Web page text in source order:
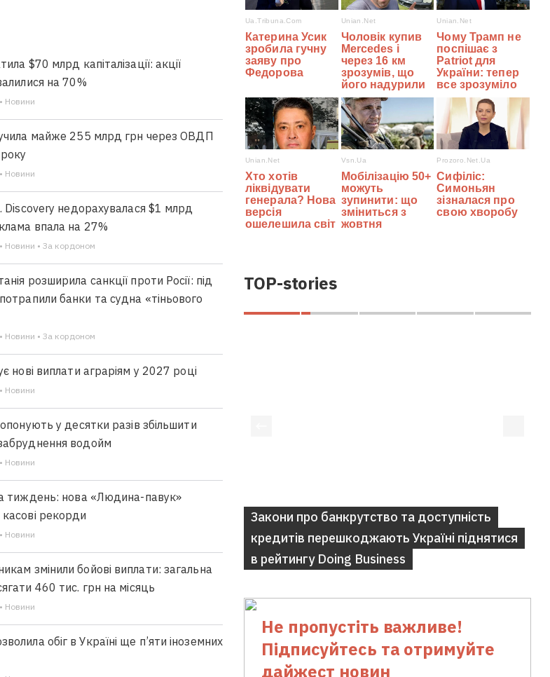
$70 млрд капіталізації: акції
на 70%
Новини
майже 255 млрд грн через ОВДП
Новини
Discovery недорахувалася $1 млрд
впала на 27%
Новини • За кордоном
розширила санкції проти Росії: під
банки та судна «тіньового
Новини • За кордоном
нові виплати аграріям у 2027 році
Новини
у десятки разів збільшити
водойм
Новини
тиждень: нова «Людина-павук»
рекорди
Новини
змінили бойові виплати: загальна
460 тис. грн на місяць
Новини
обіг в Україні ще п’яти іноземних
TOP-stories
Закони про банкрутство та доступність
кредитів перешкоджають Україні піднятися
в рейтингу Doing Business
Не пропустіть важливе!
Підписуйтесь та отримуйте
дайжест новин